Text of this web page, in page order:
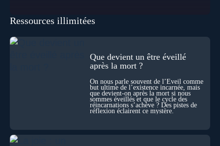
se construisent grâce à des milliers de morts cellulaires
effacements nécessaires façonnent la vie elle-même. À toutes
les échelles, la mort apparaît moins comme une rupture que
comme une logique active du vivant. Alors, la biologie peut-
elle transformer notre manière de penser la mort ? Existe-t-il
des ponts avec nos intuitions métaphysiques sur le cycle de
biochimie et spécialiste de la mort cellulaire.
Ressources illimitées
Que devient un être éveillé
après la mort ?
On nous parle souvent de l’Éveil comme
but ultime de l’existence incarnée, mais
que devient-on après la mort si nous
sommes éveillés et que le cycle des
réincarnations s’achève ? Des pistes de
réflexion éclairent ce mystère.